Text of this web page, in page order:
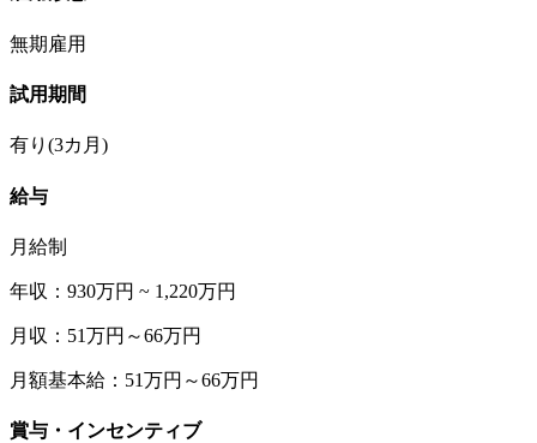
無期雇用
試用期間
有り(3カ月)
給与
月給制
年収：930万円 ~ 1,220万円
月収：51万円～66万円
月額基本給：51万円～66万円
賞与・インセンティブ